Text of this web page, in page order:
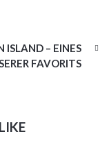
ISLAND – EINES
FAVORITS